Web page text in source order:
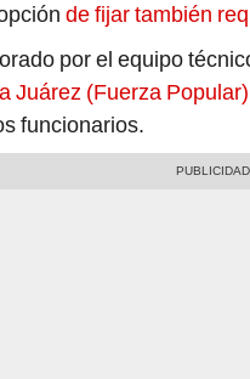
de fijar también
por el equipo
Juárez (Fuerza
funcionarios.